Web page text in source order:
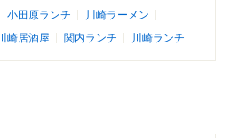
小田原ランチ
川崎ラーメン
崎居酒屋 関内ランチ 川崎ランチ